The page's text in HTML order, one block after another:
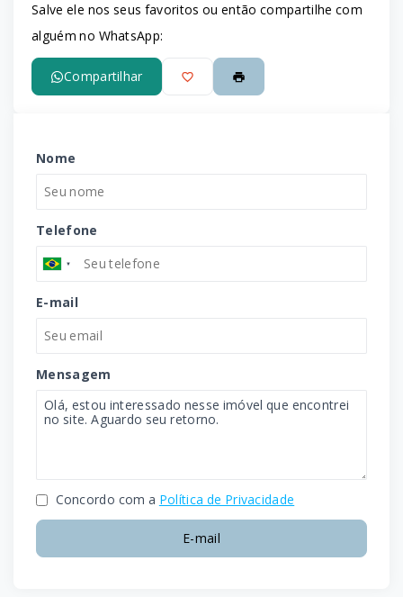
Salve ele nos seus favoritos ou então compartilhe com
alguém no WhatsApp:
Compartilhar
Nome
Telefone
E-mail
Mensagem
Concordo com a Política de Privacidade
E-mail